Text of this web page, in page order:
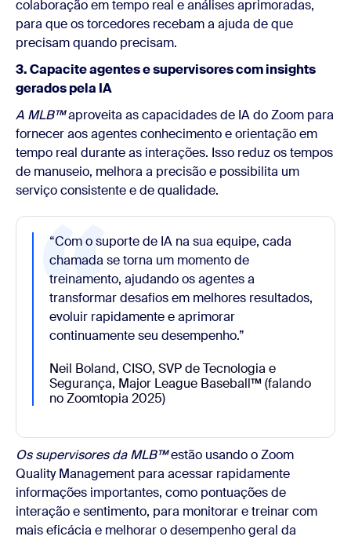
colaboração em tempo real e análises aprimoradas,
para que os torcedores recebam a ajuda de que
precisam quando precisam.
3. Capacite agentes e supervisores com insights
gerados pela IA
A MLB™aproveita as capacidades de IA do Zoom para
fornecer aos agentes conhecimento e orientação em
tempo real durante as interações. Isso reduz os tempos
de manuseio, melhora a precisão e possibilita um
serviço consistente e de qualidade.
“Com o suporte de IA na sua equipe, cada
chamada se torna um momento de
treinamento, ajudando os agentes a
transformar desafios em melhores resultados,
evoluir rapidamente e aprimorar
continuamente seu desempenho.”
Neil Boland, CISO, SVP de Tecnologia e
Segurança, Major League Baseball™ (falando
no Zoomtopia 2025)
Os supervisores da MLB™estão usando o Zoom
Quality Management para acessar rapidamente
informações importantes, como pontuações de
interação e sentimento, para monitorar e treinar com
mais eficácia e melhorar o desempenho geral da